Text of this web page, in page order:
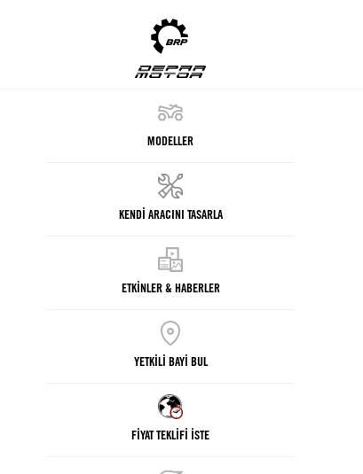
MODELLER
KENDİ ARACINI TASARLA
ETKİNLER & HABERLER
YETKİLİ BAYİ BUL
FİYAT TEKLİFİ İSTE